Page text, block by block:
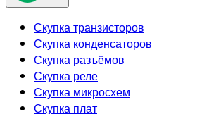
Скупка транзисторов
Скупка конденсаторов
Скупка разъёмов
Скупка реле
Скупка микросхем
Скупка плат